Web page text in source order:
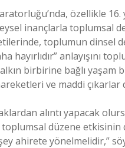
özellikle
inançlarla toplumsal
toplumun dinsel
hayırlıdır” anlayışını
birbirine bağlı yaşam
ve maddi
alıntı yapacak
düzene etkisinin
ahirete yönelmelidir,”